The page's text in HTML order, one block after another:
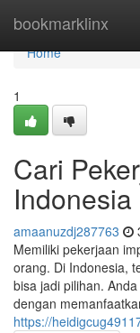
bookmarklinx
Home
Home
1
Cari
Indonesia
amaanuzdj287763
Memiliki pekerjaan
orang. Di Indonesia,
bisa jadi pilihan.
dengan
https://